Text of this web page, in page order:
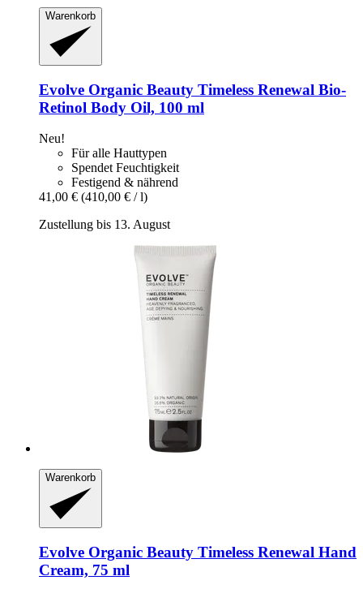
Warenkorb
Evolve Organic Beauty Timeless Renewal Bio-​
Retinol Body Oil, 100 ml
Neu!
Für alle Hauttypen
Spendet Feuchtigkeit
Festigend & nährend
41,00 € (410,00 € / l)
Zustellung bis 13. August
Warenkorb
Evolve Organic Beauty Timeless Renewal Hand
Cream, 75 ml